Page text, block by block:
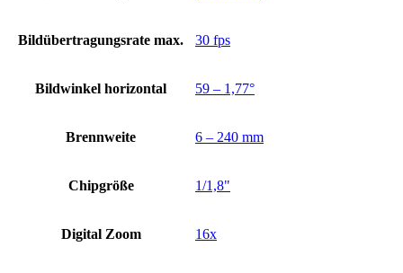
Bildübertragungsrate max. 30 fps
Bildwinkel horizontal 59 – 1,77°
Brennweite 6 – 240 mm
Chipgröße 1/1,8"
Digital Zoom 16x